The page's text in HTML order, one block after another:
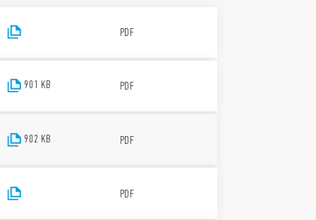
PDF
901 KB PDF
902 KB PDF
PDF